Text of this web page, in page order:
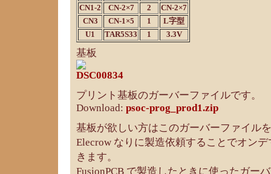
CN1-2
CN-2×7 2
CN-2×7
CN3
CN-1×5 1
L字型
U1
TAR5S33 1 3.3V
基板
プリント基板のガーバーファイルです。
Download: psoc-prog_prod1.zip
基板が欲しい方はこのガーバーファイル
Elecrow なりに製造依頼することでオン
きます。
FusionPCB で製造したときに使ったガー